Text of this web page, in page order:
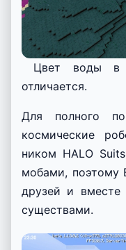
Цвет воды в
отличается.
Для полного
космические
ником HALO
мобами, поэтому
друзей и вместе
существами.